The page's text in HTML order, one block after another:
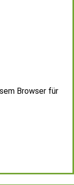
Browser für